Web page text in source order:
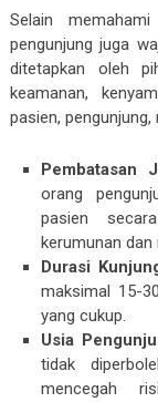
Selain memahami
pengunjung juga
ditetapkan oleh
keamanan,
pasien,
Pembatasan
orang
pasien
kerumunan dan
Durasi
maksimal 15-
yang cukup.
Usia
tidak
mencegah